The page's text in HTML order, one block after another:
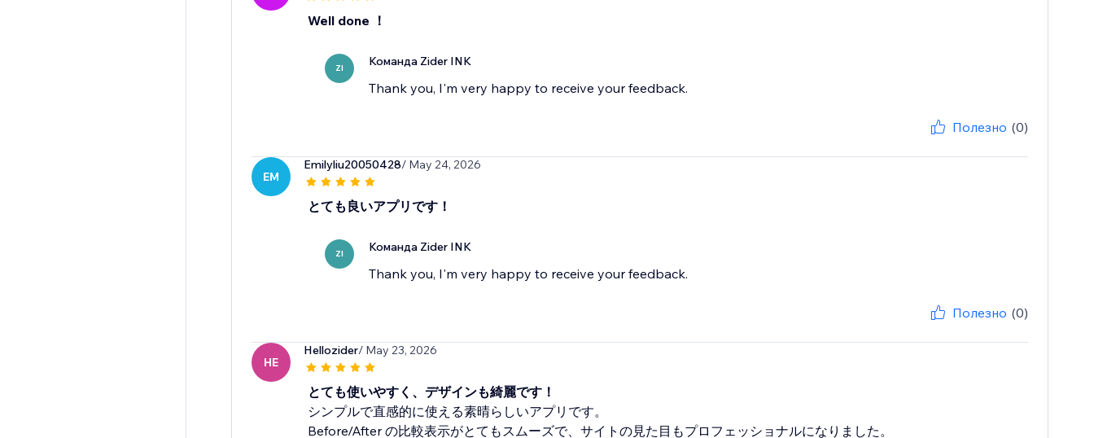
Well done ！
ZI Команда Zider INK
Thank you, I'm very happy to receive your feedback.
Полезно (0)
EM
Emilyliu20050428/ May 24, 2026
とても良いアプリです！
ZI Команда Zider INK
Thank you, I'm very happy to receive your feedback.
Полезно (0)
HE
Hellozider/ May 23, 2026
とても使いやすく、デザインも綺麗です！
シンプルで直感的に使える素晴らしいアプリです。
Before/After の比較表示がとてもスムーズで、サイトの見た目もプロフェッショナルになりました。